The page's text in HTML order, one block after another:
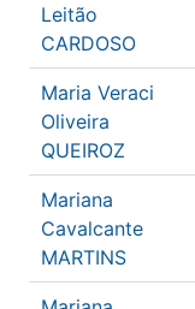
Leitão
CARDOSO
Maria Veraci
Oliveira
QUEIROZ
Mariana
Cavalcante
MARTINS